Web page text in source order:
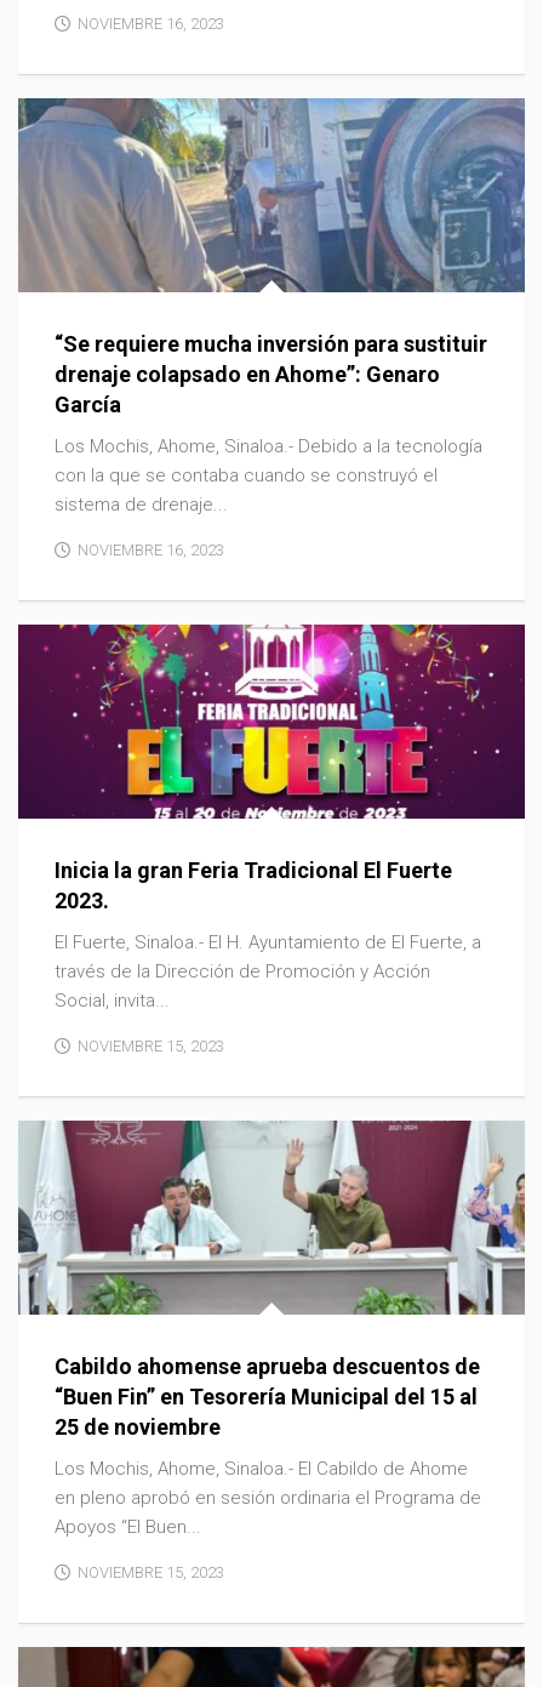
NOVIEMBRE 16, 2023
“Se requiere mucha inversión para sustituir
drenaje colapsado en Ahome”: Genaro
García
Los Mochis, Ahome, Sinaloa.- Debido a la tecnología
con la que se contaba cuando se construyó el
sistema de drenaje...
NOVIEMBRE 16, 2023
Inicia la gran Feria Tradicional El Fuerte
2023.
El Fuerte, Sinaloa.- El H. Ayuntamiento de El Fuerte, a
través de la Dirección de Promoción y Acción
Social, invita...
NOVIEMBRE 15, 2023
Cabildo ahomense aprueba descuentos de
“Buen Fin” en Tesorería Municipal del 15 al
25 de noviembre
Los Mochis, Ahome, Sinaloa.- El Cabildo de Ahome
en pleno aprobó en sesión ordinaria el Programa de
Apoyos “El Buen...
NOVIEMBRE 15, 2023